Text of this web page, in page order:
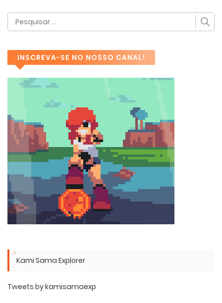
INSCREVA-SE NO NOSSO CANAL!
Kami Sama Explorer
Tweets by kamisamaexp